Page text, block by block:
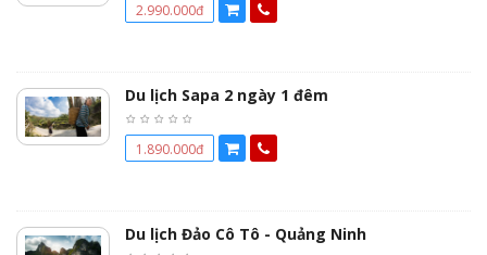
2.990.000đ
Du lịch Sapa 2 ngày 1 đêm
1.890.000đ
Du lịch Đảo Cô Tô - Quảng Ninh